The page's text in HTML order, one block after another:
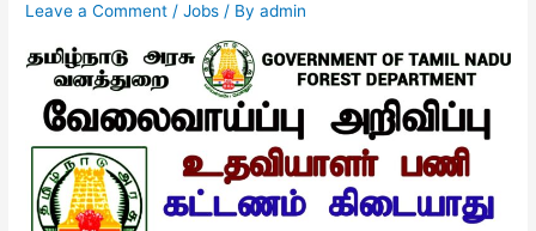
Leave a Comment /Jobs / Byadmin